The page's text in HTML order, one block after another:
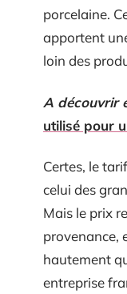
porcelaine.
apportent
loin des
A découvrir
utilisé pour
Certes, le
celui des
Mais le prix
provenance,
hautement
entreprise